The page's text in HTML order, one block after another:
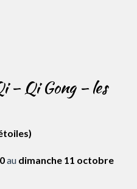
– Qi Gong – les
au dimanche 11 octobre